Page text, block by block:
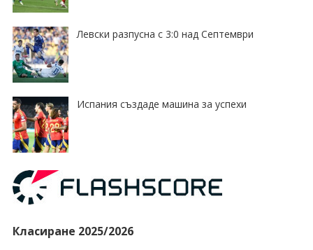
Левски разпусна с 3:0 над Септември
Испания създаде машина за успехи
Класиране 2025/2026